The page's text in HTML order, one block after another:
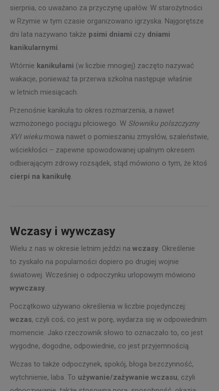
sierpnia, co uważano za przyczynę upałów. W starożytności
w Rzymie w tym czasie organizowano igrzyska. Najgorętsze
dni lata nazywano także psimi dniami czy dniami
kanikularnymi.
Wtórnie kanikułami (w liczbie mnogiej) zaczęto nazywać
wakacje, ponieważ ta przerwa szkolna następuje właśnie
w letnich miesiącach.
Przenośnie kanikuła to okres rozmarzenia, a nawet
wzmożonego pociągu płciowego. W Słowniku polszczyzny
XVI wiekumowa nawet o pomieszaniu zmysłów, szaleństwie,
wściekłości – zapewne spowodowanej upalnym okresem
odbierającym zdrowy rozsądek, stąd mówiono o tym, że ktoś
cierpi na kanikułę.
Wczasy i wywczasy
Wielu z nas w okresie letnim jeździ na wczasy. Określenie
to zyskało na popularności dopiero po drugiej wojnie
światowej. Wcześniej o odpoczynku urlopowym mówiono
wywczasy.
Początkowo używano określenia w liczbie pojedynczej:
wczas, czyli coś, co jest w porę, wydarza się w odpowiednim
momencie. Jako rzeczownik słowo to oznaczało to, co jest
wygodne, dogodne, odpowiednie, co jest przyjemnością.
Wczas to także odpoczynek, spokój, błoga bezczynność,
wytchnienie, laba. To używanie/zażywanie wczasu, czyli